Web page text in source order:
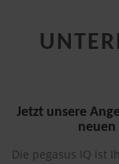
Jetzt unsere
neuen
Die pegasus IQ ist